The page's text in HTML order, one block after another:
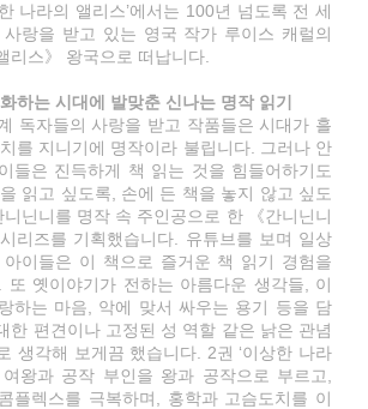
나라의 앨리스’에서는 100년 넘도록 전 세
랑을 받고 있는 영국 작가 루이스 캐럴의
리스》 왕국으로 떠납니다.
하는 시대에 발맞춘 신나는 명작 읽기
독자들의 사랑을 받고 작품들은 시대가 흘
를 지니기에 명작이라 불립니다. 그러나 안
들은 진득하게 책 읽는 것을 힘들어하기도
읽고 싶도록, 손에 든 책을 놓지 않고 싶도
닌니를 명작 속 주인공으로 한 《간니닌니
리즈를 기획했습니다. 유튜브를 보며 일상
이들은 이 책으로 즐거운 책 읽기 경험을
또 옛이야기가 전하는 아름다운 생각들, 이
하는 마음, 악에 맞서 싸우는 용기 등을 담
한 편견이나 고정된 성 역할 같은 낡은 관념
생각해 보게끔 했습니다. 2권 ‘이상한 나라
여왕과 공작 부인을 왕과 공작으로 부르고,
플렉스를 극복하며, 홍학과 고슴도치를 이